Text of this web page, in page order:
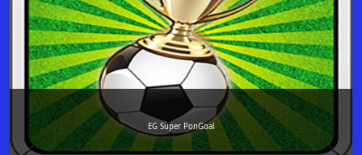
EG Super PonGoal